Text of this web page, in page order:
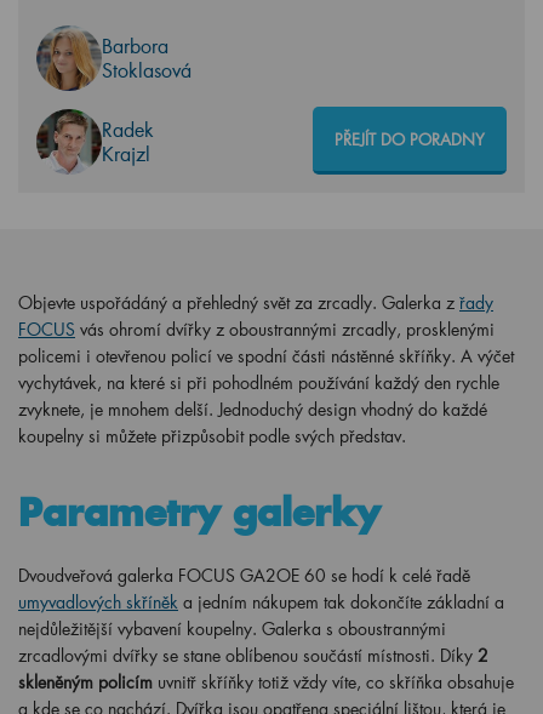
Barbora
Stoklasová
Radek
Krajzl
PŘEJÍT DO PORADNY
Objevte uspořádáný a přehledný svět za zrcadly. Galerka z řady
FOCUS vás ohromí dvířky z oboustrannými zrcadly, prosklenými
policemi i otevřenou policí ve spodní části nástěnné skříňky. A výčet
vychytávek, na které si při pohodlném používání každý den rychle
zvyknete, je mnohem delší. Jednoduchý design vhodný do každé
koupelny si můžete přizpůsobit podle svých představ.
Parametry galerky
Dvoudveřová galerka FOCUS GA2OE 60 se hodí k celé řadě
umyvadlových skříněk a jedním nákupem tak dokončíte základní a
nejdůležitější vybavení koupelny. Galerka s oboustrannými
zrcadlovými dvířky se stane oblíbenou součástí místnosti. Díky 2
skleněným policím uvnitř skříňky totiž vždy víte, co skříňka obsahuje
a kde se co nachází. Dvířka jsou opatřena speciální lištou, která je